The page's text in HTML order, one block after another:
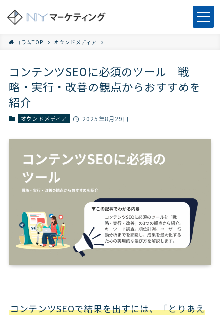
コラムTOP オウンドメディア
コンテンツSEOに必須のツール｜戦
略・実行・改善の観点からおすすめを
紹介
オウンドメディア 2025年8月29日
コンテンツSEOで結果を出すには、「とりあえ